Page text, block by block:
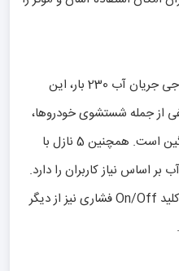
با فشار کاری 140 بار و ماکزیمم خروجی جریان آب 230 بار، این
از جمله شستشوی خودروها،
تجهیزات صنعتی و حتی سطوح سنگین است. همچنین 5 نازل با
اساس نیاز کاربران را دارد.
اتصال رزوه‌ای برای کاربری سریع و کلید On/Off فشاری نیز از دیگر